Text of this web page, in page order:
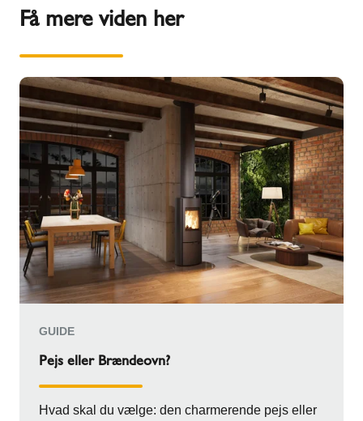
Få mere viden her
GUIDE
Pejs eller Brændeovn?
Hvad skal du vælge: den charmerende pejs eller